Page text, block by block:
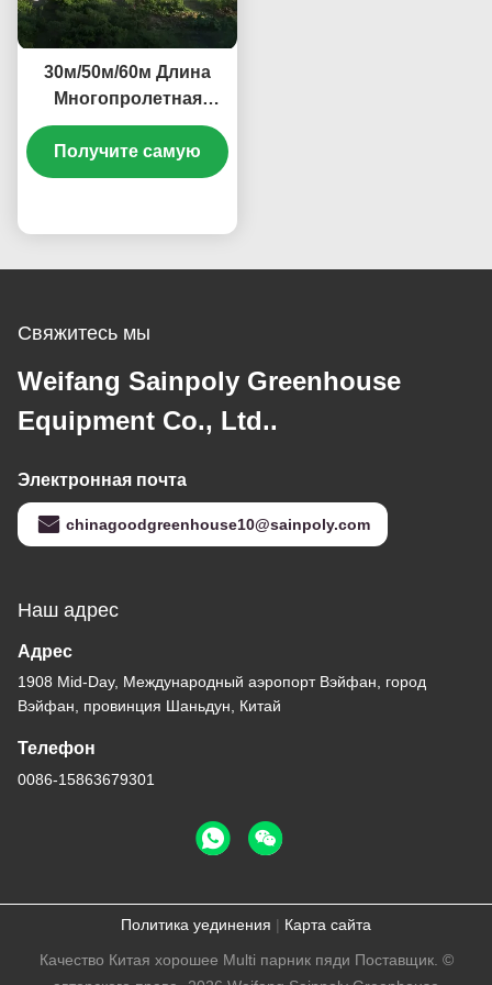
30м/50м/60м Длина
Многопролетная
теплица овощное
растение Пластиковая
пленка теплица
Получите самую
Свяжитесь мы
Weifang Sainpoly Greenhouse
Equipment Co., Ltd..
Электронная почта
chinagoodgreenhouse10@sainpoly.com
Наш адрес
Адрес
1908 Mid-Day, Международный аэропорт Вэйфан, город
Вэйфан, провинция Шаньдун, Китай
Телефон
0086-15863679301
Политика уединения | Карта сайта
Качество Китая хорошее Multi парник пяди Поставщик. ©